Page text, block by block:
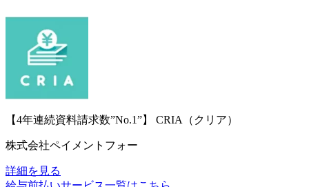
【4年連続資料請求数”No.1”】 CRIA（クリア）
株式会社ペイメントフォー
詳細を見る